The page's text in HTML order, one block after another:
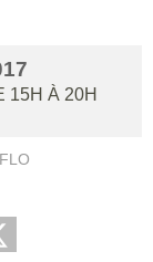
15H À 20H